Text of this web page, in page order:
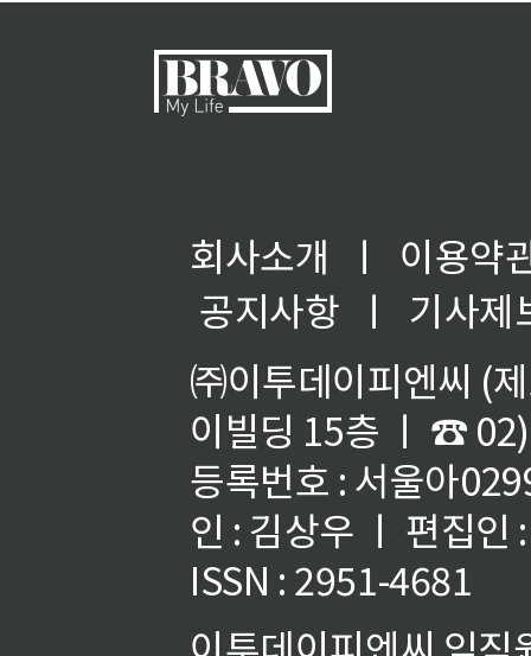
회사소개 ㅣ
이용약
공지사항
ㅣ
기사제
㈜이투데이피엔씨 (
이빌딩 15층 ㅣ ☎
등록번호 : 서울아
인 : 김상우 ㅣ 편집인
ISSN : 2951-4681